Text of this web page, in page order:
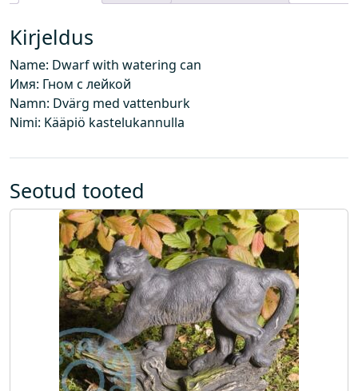
s
t
e
k
a
n
n
g
a
k
Kirjeldus
Name: Dwarf with watering can
Имя: Гном с лейкой
Namn: Dvärg med vattenburk
Nimi: Kääpiö kastelukannulla
Seotud tooted